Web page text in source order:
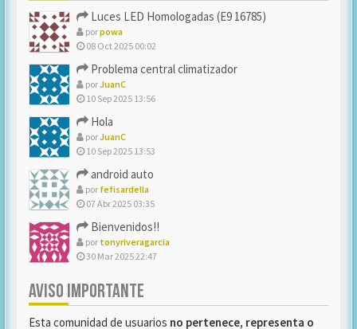
Luces LED Homologadas (E9 16785)
porpowa
08 Oct 2025 00:02
Problema central climatizador
porJuanC
10 Sep 2025 13:56
Hola
porJuanC
10 Sep 2025 13:53
android auto
por fefisardella
07 Abr 2025 03:35
Bienvenidos!!
por tonyriveragarcia
30 Mar 2025 22:47
AVISO IMPORTANTE
Esta comunidad de usuarios no pertenece, representa o